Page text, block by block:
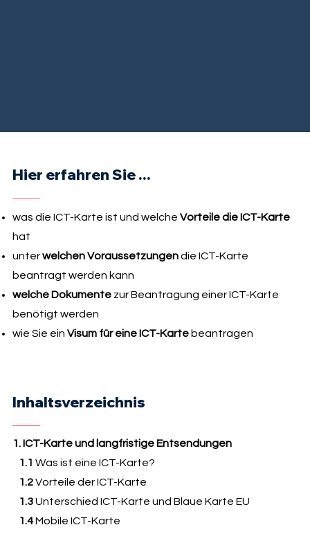
Hier erfahren Sie ...
was die ICT-Karte ist und welche Vorteile die ICT-Karte
hat
unterwelchen Voraussetzungendie ICT-Karte
beantragt werden kann
welche Dokumentezur Beantragung einer ICT-Karte
benötigt werden
wie Sie ein Visum für eine ICT-Kartebeantragen
Inhaltsverzeichnis
1. ICT-Karte und langfristige Entsendungen
1.1 Was ist eine ICT-Karte?
1.2Vorteile der ICT-Karte
1.3Unterschied ICT-Karte und Blaue Karte EU
1.4Mobile ICT-Karte